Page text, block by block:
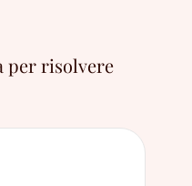
per risolvere